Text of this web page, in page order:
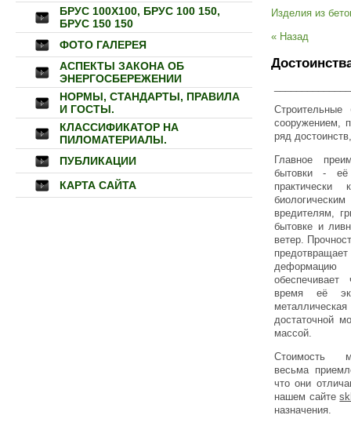
БРУС 100Х100, БРУС 100 150,
БРУС 150 150
ФОТО ГАЛЕРЕЯ
АСПЕКТЫ ЗАКОНА ОБ
ЭНЕРГОСБЕРЕЖЕНИИ
НОРМЫ, СТАНДАРТЫ, ПРАВИЛА
И ГОСТЫ.
КЛАССИФИКАТОР НА
ПИЛОМАТЕРИАЛЫ.
ПУБЛИКАЦИИ
КАРТА САЙТА
Изделия из
« Назад
сооружением,
ряд
Главное
бытовки - её
вредителям,
бытовке и
ветер.
обеспечивает
время её
достаточной
массой.
Стоимость
весьма
что они
нашем сайте
назначения.